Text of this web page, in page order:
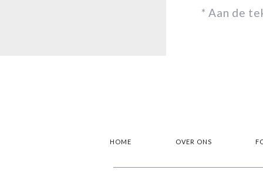
* Aan de
HOME OVER ONS